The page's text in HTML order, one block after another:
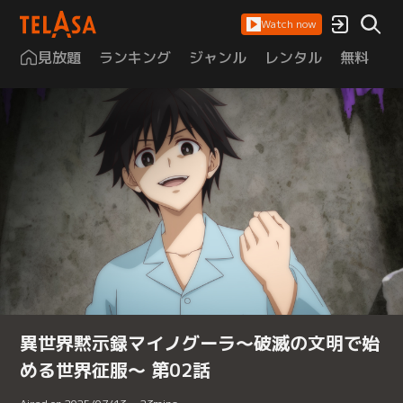
Watch now
見放題 ランキング ジャンル レンタル 無料
異世界黙示録マイノグーラ～破滅の文明で始
める世界征服～ 第02話